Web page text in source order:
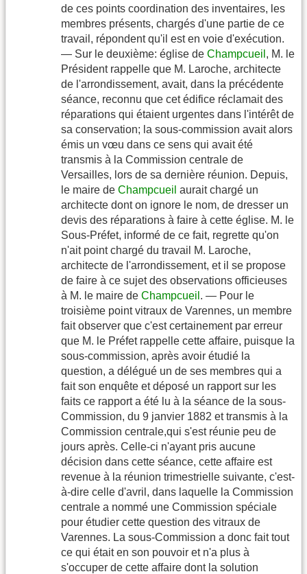
de ces points coordination des inventaires, les
membres présents, chargés d'une partie de ce
travail, répondent qu'il est en voie d'exécution.
— Sur le deuxième: église de Champcueil , M. le
Président rappelle que M. Laroche, architecte
de l'arrondissement, avait, dans la précédente
séance, reconnu que cet édifice réclamait des
réparations qui étaient urgentes dans l'intérêt de
sa conservation; la sous-commission avait alors
émis un vœu dans ce sens qui avait été
transmis à la Commission centrale de
Versailles, lors de sa dernière réunion. Depuis,
le maire de Champcueil aurait chargé un
architecte dont on ignore le nom, de dresser un
devis des réparations à faire à cette église. M. le
Sous-Préfet, informé de ce fait, regrette qu'on
n'ait point chargé du travail M. Laroche,
architecte de l'arrondissement, et il se propose
de faire à ce sujet des observations officieuses
à M. le maire de Champcueil . — Pour le
troisième point vitraux de Varennes, un membre
fait observer que c'est certainement par erreur
que M. le Préfet rappelle cette affaire, puisque la
sous-commission, après avoir étudié la
question, a délégué un de ses membres qui a
fait son enquête et déposé un rapport sur les
faits ce rapport a été lu à la séance de la sous-
Commission, du 9 janvier 1882 et transmis à la
Commission centrale,qui s'est réunie peu de
jours après. Celle-ci n'ayant pris aucune
décision dans cette séance, cette affaire est
revenue à la réunion trimestrielle suivante, c'est-
à-dire celle d'avril, dans laquelle la Commission
centrale a nommé une Commission spéciale
pour étudier cette question des vitraux de
Varennes. La sous-Commission a donc fait tout
ce qui était en son pouvoir et n'a plus à
s'occuper de cette affaire dont la solution